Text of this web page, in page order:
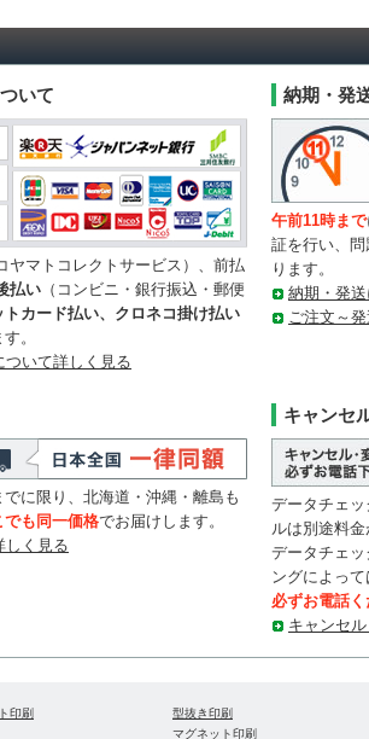
いて
ヤマトコレクトサービス）、前払
払い （コンビニ・銀行振込・郵便
トカード払い、クロネコ掛け払い
。
ついて詳しく見る
に限り、北海道・沖縄・離島も
でも同一価格でお届けします。
しく見る
納期・発
午前11時まで
証を行い、
ります。
納期・発
ご注文～
キャンセ
データチェ
ルは別途料
データチェ
ングによっ
必ずお電話
キャンセ
印刷
型抜き印刷
マグネット印刷